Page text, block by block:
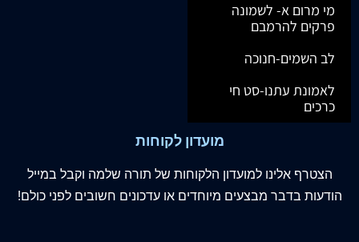
מי מרום א- לשמונה
פרקים להרמבם
לב השמים-חנוכה
לאמונת עתנו-סט חי
כרכים
מועדון לקוחות
הצטרף אלינו למועדון הלקוחות של תורה שלמה וקבל במייל
הודעות בדבר מבצעים מיוחדים או עדכונים חשובים לפני כולם!